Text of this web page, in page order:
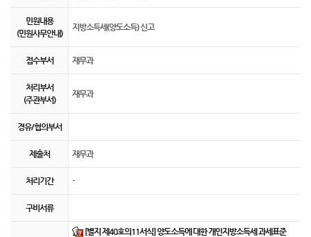
민원내용
(민원사무안내)
지방소득세(양도소득) 신고
접수부서 재무과
처리부서
(주관부서)
재무과
경유/협의부서
제출처 재무과
처리기간 -
구비서류
[별지 제40호의11서식] 양도소득에 대한 개인지방소득세 과세표준